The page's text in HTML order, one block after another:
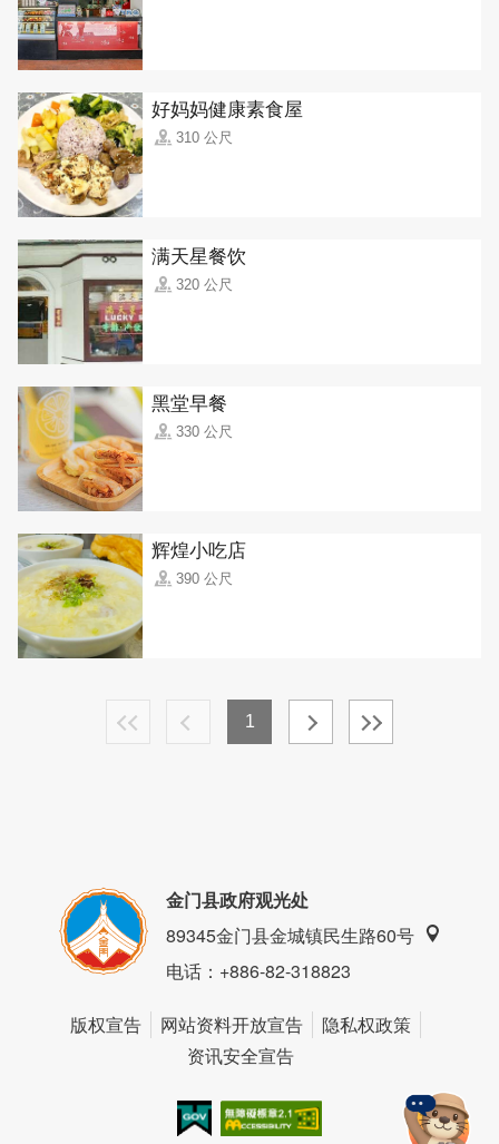
好妈妈健康素食屋
310 公尺
满天星餐饮
320 公尺
黑堂早餐
330 公尺
辉煌小吃店
390 公尺
1
金门县政府观光处
89345金门县金城镇民生路60号
电话：+886-82-318823
版权宣告 网站资料开放宣告
隐私权政策
资讯安全宣告